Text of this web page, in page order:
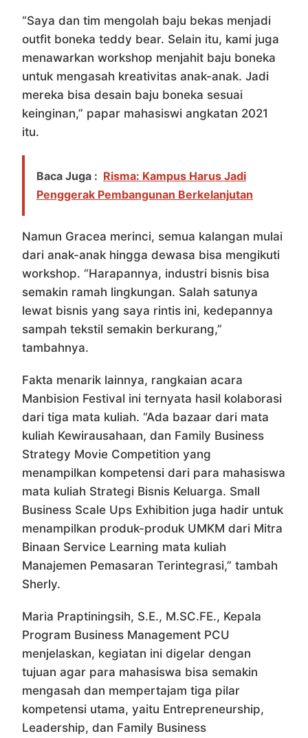
“Saya dan tim mengolah baju bekas menjadi
outfit boneka teddy bear. Selain itu, kami juga
menawarkan workshop menjahit baju boneka
untuk mengasah kreativitas anak-anak. Jadi
mereka bisa desain baju boneka sesuai
keinginan,” papar mahasiswi angkatan 2021
itu.
Baca Juga : Risma: Kampus Harus Jadi
Penggerak Pembangunan Berkelanjutan
Namun Gracea merinci, semua kalangan mulai
dari anak-anak hingga dewasa bisa mengikuti
workshop. “Harapannya, industri bisnis bisa
semakin ramah lingkungan. Salah satunya
lewat bisnis yang saya rintis ini, kedepannya
sampah tekstil semakin berkurang,”
tambahnya.
Fakta menarik lainnya, rangkaian acara
Manbision Festival ini ternyata hasil kolaborasi
dari tiga mata kuliah. “Ada bazaar dari mata
kuliah Kewirausahaan, dan Family Business
Strategy Movie Competition yang
menampilkan kompetensi dari para mahasiswa
mata kuliah Strategi Bisnis Keluarga. Small
Business Scale Ups Exhibition juga hadir untuk
menampilkan produk-produk UMKM dari Mitra
Binaan Service Learning mata kuliah
Manajemen Pemasaran Terintegrasi,” tambah
Sherly.
Maria Praptiningsih, S.E., M.SC.FE., Kepala
Program Business Management PCU
menjelaskan, kegiatan ini digelar dengan
tujuan agar para mahasiswa bisa semakin
mengasah dan mempertajam tiga pilar
kompetensi utama, yaitu Entrepreneurship,
Leadership, dan Family Business